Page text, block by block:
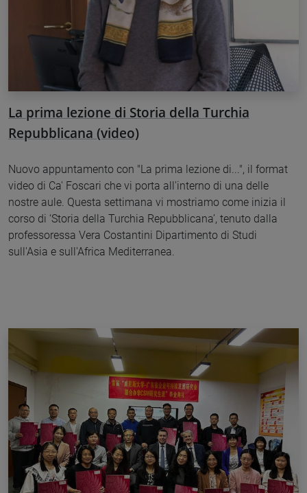
La prima lezione di Storia della Turchia
Repubblicana (video)
Nuovo appuntamento con "La prima lezione di...", il format
video di Ca' Foscari che vi porta all'interno di una delle
nostre aule. Questa settimana vi mostriamo come inizia il
corso di ‘Storia della Turchia Repubblicana’, tenuto dalla
professoressa Vera Costantini Dipartimento di Studi
sull'Asia e sull'Africa Mediterranea.